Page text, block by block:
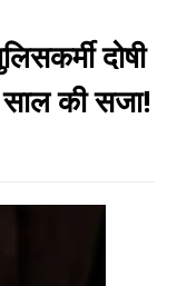
दोषी
साल की सजा!